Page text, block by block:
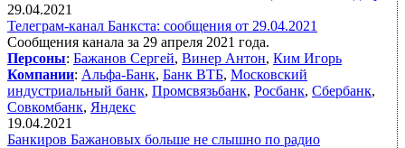
29.04.2021
Телеграм-канал Банкста: сообщения от 29.04.2021
Сообщения канала за 29 апреля 2021 года.
Персоны: Бажанов Сергей, Винер Антон, Ким Игорь
Компании: Альфа-Банк, Банк ВТБ, Московский
индустриальный банк, Промсвязьбанк, Росбанк, Сбербанк,
Совкомбанк, Яндекс
19.04.2021
Банкиров Бажановых больше не слышно по радио